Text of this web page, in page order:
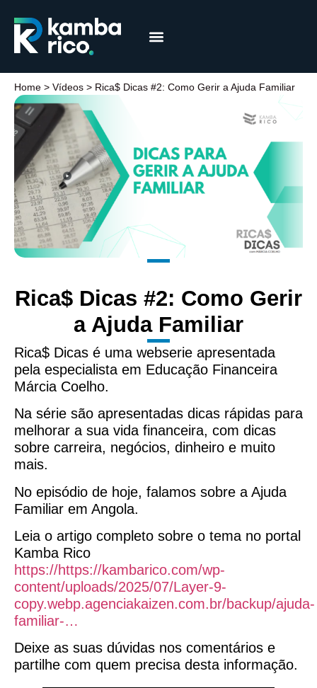
Home > Vídeos > Rica$ Dicas #2: Como Gerir a Ajuda Familiar
Rica$ Dicas #2: Como Gerir
a Ajuda Familiar
Rica$ Dicas é uma webserie apresentada
pela especialista em Educação Financeira
Márcia Coelho.
Na série são apresentadas dicas rápidas para
melhorar a sua vida financeira, com dicas
sobre carreira, negócios, dinheiro e muito
mais.
No episódio de hoje, falamos sobre a Ajuda
Familiar em Angola.
Leia o artigo completo sobre o tema no portal
Kamba Rico
https://https://kambarico.com/wp-
content/uploads/2025/07/Layer-9-
copy.webp.agenciakaizen.com.br/backup/ajuda-
familiar-…
Deixe as suas dúvidas nos comentários e
partilhe com quem precisa desta informação.